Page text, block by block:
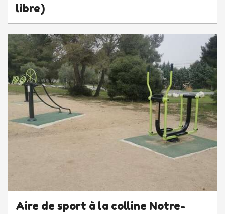
libre)
Aire de sport à la colline Notre-